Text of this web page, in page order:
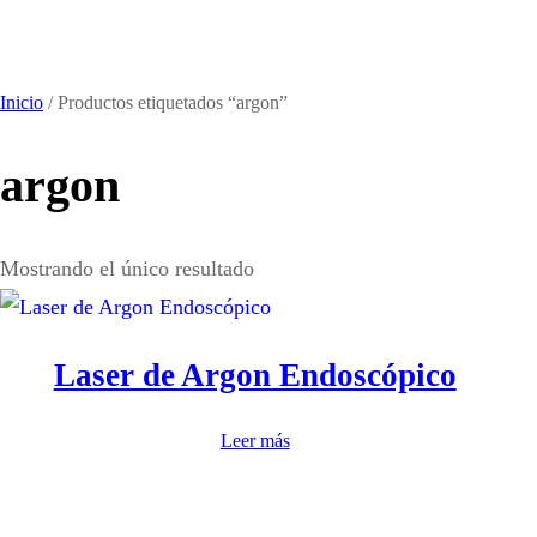
Inicio / Productos etiquetados “argon”
argon
Mostrando el único resultado
Laser de Argon Endoscópico
Leer más